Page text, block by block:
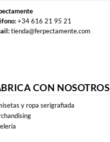
+34 616 21 95 21
tienda@ferpectamente.com
CON NOSOTROS
y ropa serigrafiada